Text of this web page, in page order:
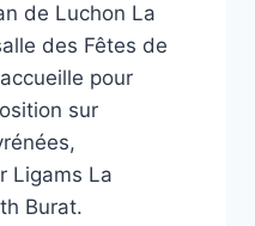
de Luchon La
des Fêtes de
pour
sur
Ligams La
Burat.